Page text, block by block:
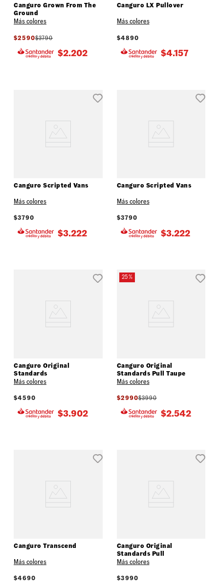
Canguro Grown From The
Ground
Más colores
$2590$3790
$2.202
Canguro LX Pullover
Más colores
$4890
$4.157
Canguro Scripted Vans
Más colores
$3790
$3.222
Canguro Scripted Vans
Más colores
$3790
$3.222
Canguro Original
Standards
Más colores
$4590
$3.902
25 %
Canguro Original
Standards Pull Taupe
Más colores
$2990$3990
$2.542
Canguro Transcend
Más colores
$4690
Canguro Original
Standards Pull
Más colores
$3990